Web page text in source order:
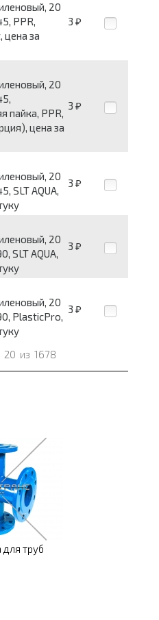
20
PPR,
цена за
3 ₽
20
пайка, PPR,
цена за
3 ₽
20
SLT AQUA,
3 ₽
20
SLT AQUA,
3 ₽
20
PlasticPro,
3 ₽
20 из 1678
для труб